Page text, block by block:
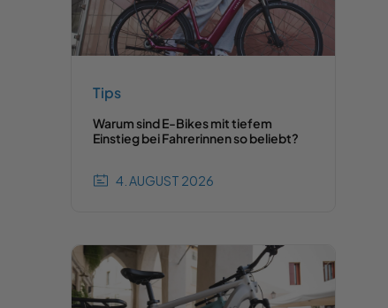
Tips
Warum sind E-Bikes mit tiefem
Einstieg bei Fahrerinnen so beliebt?
4. AUGUST 2026